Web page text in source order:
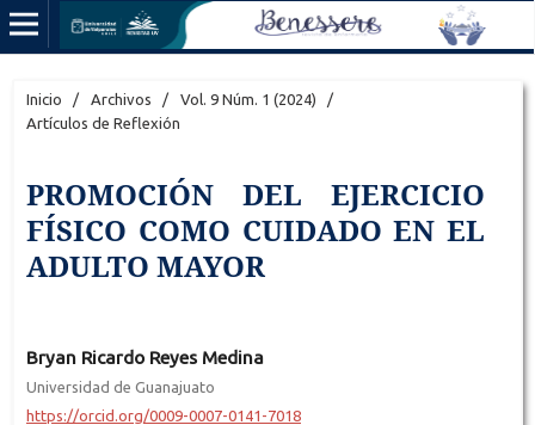
Inicio / Archivos / Vol. 9 Núm. 1 (2024)
/
Artículos de Reflexión
PROMOCIÓN DEL EJERCICIO
FÍSICO COMO CUIDADO EN EL
ADULTO MAYOR
Bryan Ricardo Reyes Medina
Universidad de Guanajuato
https://orcid.org/0009-0007-0141-7018